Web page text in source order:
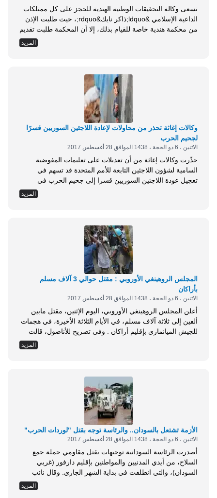
تسعى وكالة التحقيقات الوطنية الهندية للحجز على كل ممتلكات
الداعية الإسلامي &ldquo;ذاكر نايك&rdquo;، حيث طلبت الإذن
من محكمة هندية خاصة للقيام بذلك، إلا أن المحكمة طلبت تقديم
ما يثبت ملكية &ldquo;نايك&rdquo; لهذه الممتلكات . وأشارت
صحيفة &ldquo;هندوستان تايمز&rdquo; الهندية إلى أن وكالة
المزيد
وكالات إغاثة تحذر من محاولات لإعادة اللاجئين السوريين قسرًا
لجحيم الحرب
الاثنين ، 6 ذو الحجة ، 1438 الموافق 28 أغسطس 2017
حذّرت وكالات إغاثة من أن تعديلات على تعليمات المفوضية
السامية لشؤون اللاجئين التابعة للأمم المتحدة قد تسهم في
تعجيل عودة اللاجئين السوريين قسرا إلى جحيم الحرب في
بلادهم. ورصد تقرير لصحيفة واشنطن بوست جانبا من أحوال
اللاجئين والمخاطر المحدقة بهم نتيجة التغييرات المرتقبة في
المزيد
المجلس الروهينغي الأوروبي : مقتل حوالي 3 آلاف مسلم
بأراكان
الاثنين ، 6 ذو الحجة ، 1438 الموافق 28 أغسطس 2017
أعلن المجلس الروهينغي الأوروبي، اليوم الإثنين، مقتل مابين
ألفين إلى ثلاثة آلاف مسلم، في الأيام الثلاثة الأخيرة، في هجمات
للجيش الميانماري بإقليم أراكان . وفي تصريح للأناضول، قالت
المتحدثة باسم المجلس، الدكتورة أنيتا ستشوغ : إن مابين ألفين
إلى ثلاثة آلاف مسلم قتلوا، في الأيام الثلاثة الأخيرة، في هجمات
المزيد
الأزمة تشتعل بالسودان.. والرئاسة توجه بقتل "لوردات الحرب"
الاثنين ، 6 ذو الحجة ، 1438 الموافق 28 أغسطس 2017
أصدرت الرئاسة السودانية توجيهات بقتل مقاومي حملة جمع
السلاح، من أيدي المدنيين والمواطنين بإقليم دارفور (غربي
السودان)، والتي انطلقت في بداية الشهر الجاري. وقال نائب
الرئيس السوداني حسبو عبد الرحمن، في خطاب سياسي مساء
المزيد